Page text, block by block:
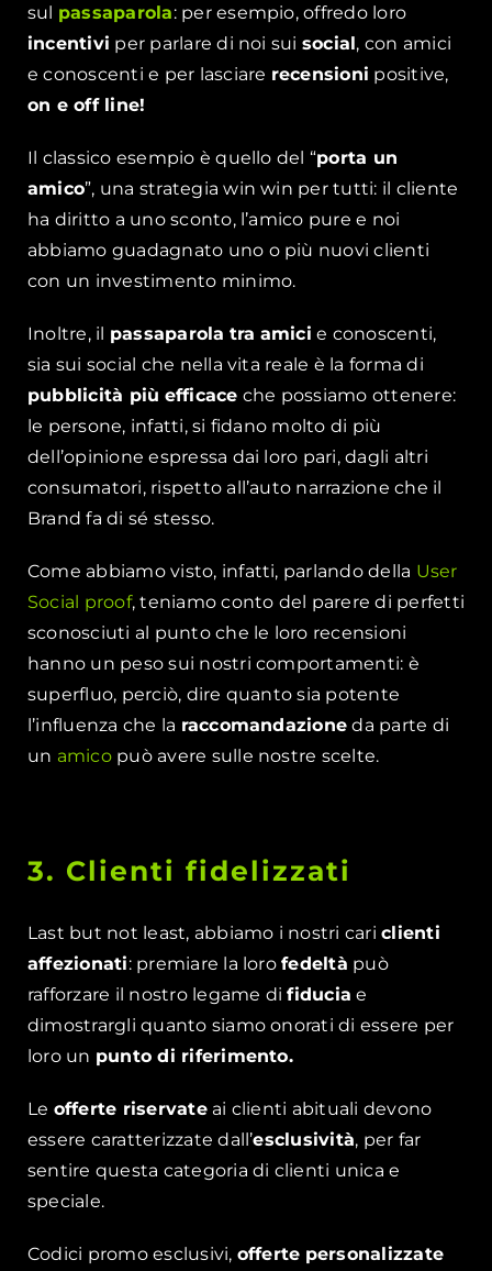
sul passaparola: per esempio, offredo loro
incentivi per parlare di noi sui social, con amici
e conoscenti e per lasciare recensioni positive,
on e off line!
Il classico esempio è quello del “porta un
amico”, una strategia win win per tutti: il cliente
ha diritto a uno sconto, l’amico pure e noi
abbiamo guadagnato uno o più nuovi clienti
con un investimento minimo.
Inoltre, il passaparola tra amici e conoscenti,
sia sui social che nella vita reale è la forma di
pubblicità più efficace che possiamo ottenere:
le persone, infatti, si fidano molto di più
dell’opinione espressa dai loro pari, dagli altri
consumatori, rispetto all’auto narrazione che il
Brand fa di sé stesso.
Come abbiamo visto, infatti, parlando della User
Social proof, teniamo conto del parere di perfetti
sconosciuti al punto che le loro recensioni
hanno un peso sui nostri comportamenti: è
superfluo, perciò, dire quanto sia potente
l’influenza che la raccomandazione da parte di
un amicopuò avere sulle nostre scelte.
3. Clienti fidelizzati
Last but not least, abbiamo i nostri cariclienti
affezionati: premiare la lorofedeltà può
rafforzare il nostro legame difiducia e
dimostrargli quanto siamo onorati di essere per
loro un punto di riferimento.
Le offerte riservateai clienti abituali devono
essere caratterizzate dall’esclusività, per far
sentire questa categoria di clienti unica e
speciale.
Codici promo esclusivi, offerte personalizzate